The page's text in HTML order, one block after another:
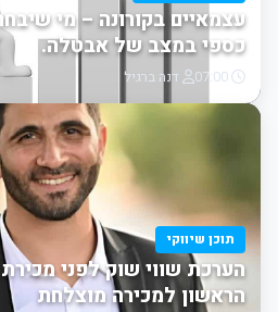
עצמאיים בקורונה – מי
כספי במצב של אבטלה.
דנה ברגיל
תוכן שיווקי
הערכת שווי שוק לפני
הראשון למכירה מוצלחת